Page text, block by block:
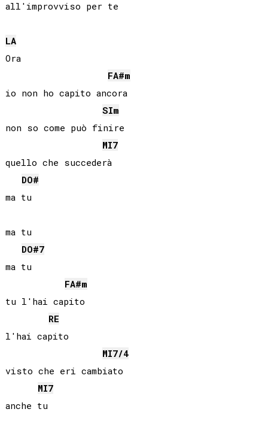
all'improvviso per te
LA
Ora
FA#m
io non ho capito ancora
SIm
non so come può finire
MI7
quello che succederà
DO#
ma tu
ma tu
DO#7
ma tu
FA#m
tu l'hai capito
RE
l'hai capito
MI7/4
visto che eri cambiato
MI7
anche tu